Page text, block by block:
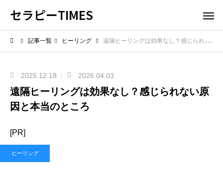
セラピーTIMES
記事一覧 ヒーリング 遠隔ヒーリングは効果なし？感じられない原因と本当のところ
2025.12.18 2026.04.03
遠隔ヒーリングは効果なし？感じられない原
因と本当のところ
[PR]
ヒーリング